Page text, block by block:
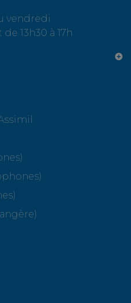
vendredi
13h30 à 17h